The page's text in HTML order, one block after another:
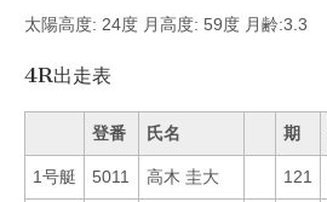
太陽高度: 24度 月高度: 59度 月齢:3.3
4R出走表
登番 氏名 期
1号艇 5011 高木 圭大 121